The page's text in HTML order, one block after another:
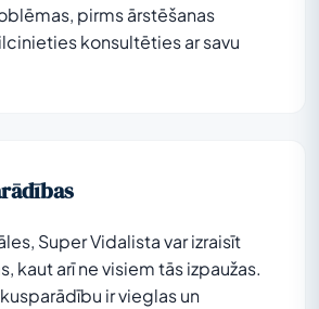
pirms ārstēšanas
konsultēties ar savu
Super Vidalista var izraisīt
kaut arī ne visiem tās izpaužas.
ir vieglas un